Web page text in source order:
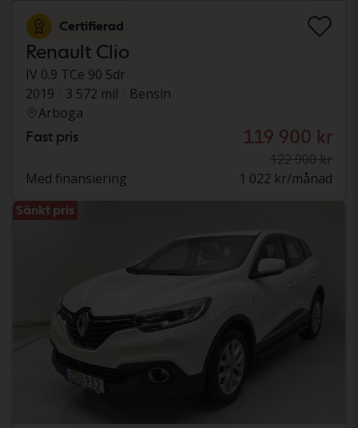
Certifierad
Renault Clio
IV 0.9 TCe 90 5dr
2019
3 572 mil
Bensin
Arboga
Fast pris 119 900 kr
122 900 kr
Med finansiering
1 022 kr/månad
Sänkt pris